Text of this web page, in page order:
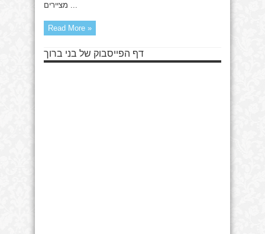
מציירים ...
Read More »
דף הפייסבוק של בני ברוך